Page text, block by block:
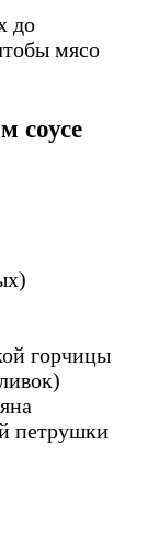
до
мясо
соусе
горчицы
петрушки